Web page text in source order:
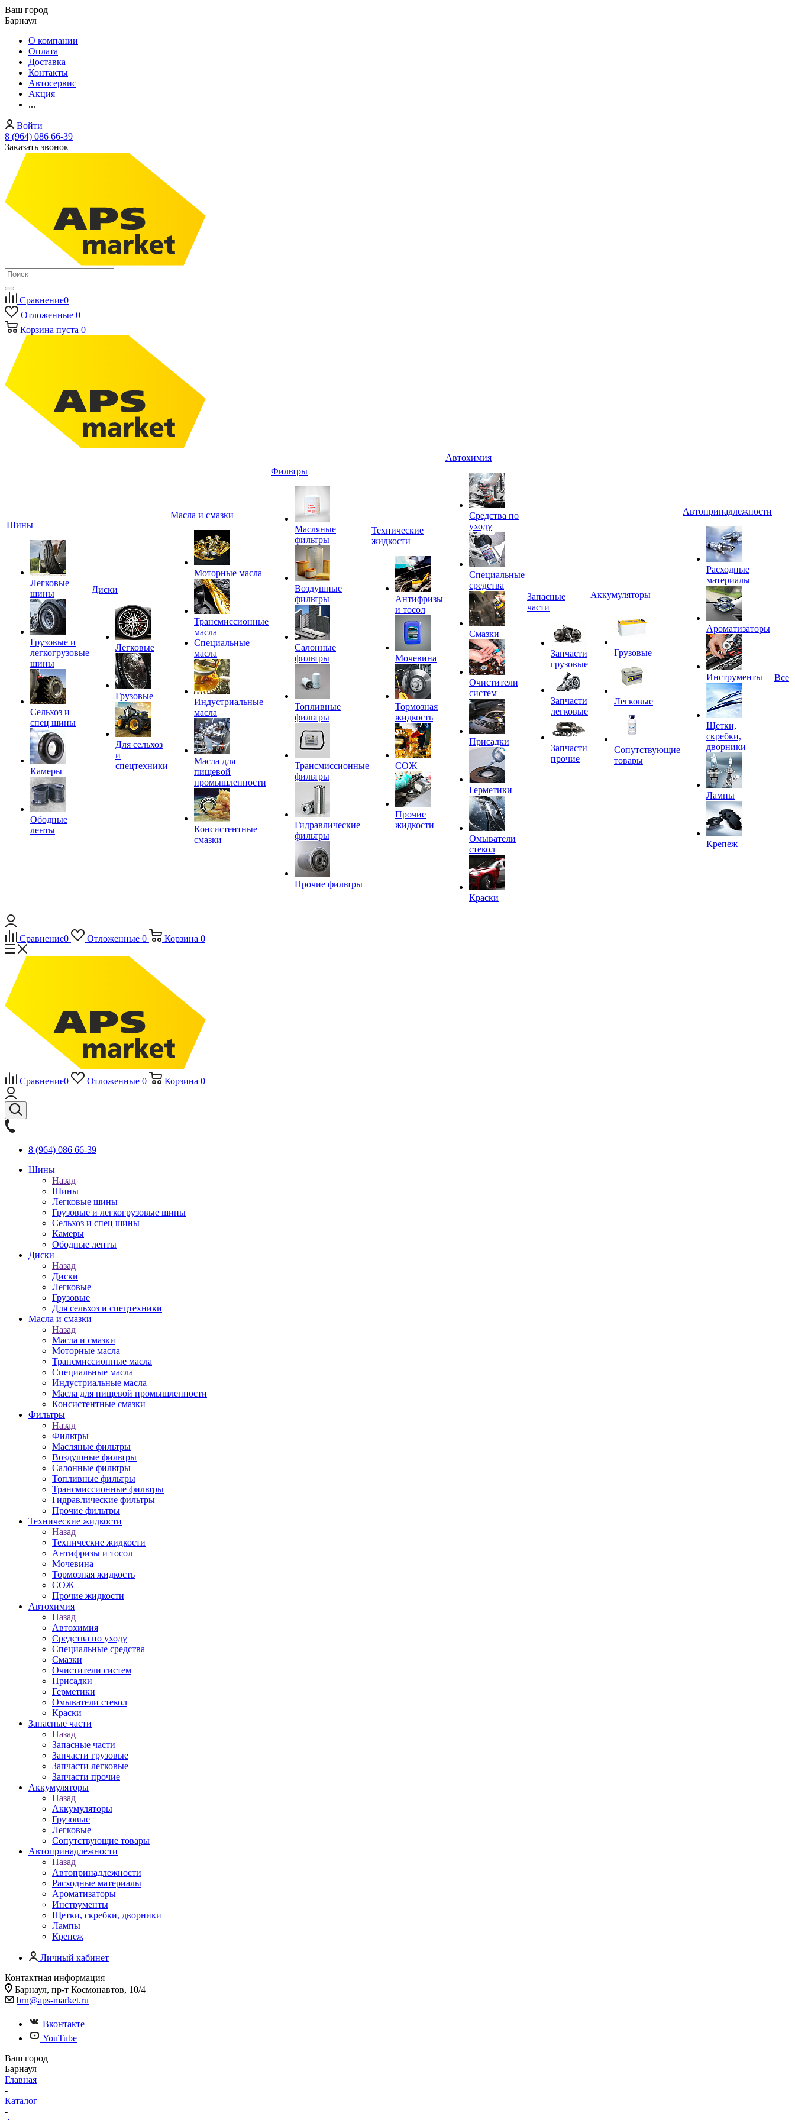
Ваш город
Барнаул
О компании
Оплата
Доставка
Контакты
Автосервис
Акция
...
Войти
8 (964) 086 66-39
Заказать звонок
Сравнение0
Отложенные 0
Корзина пуста 0
Шины
Легковые
шины
Грузовые и
легкогрузовые
шины
Сельхоз и
спец шины
Камеры
Ободные
ленты
Диски
Легковые
Грузовые
Для сельхоз
и
спецтехники
Масла и смазки
Моторные масла
Трансмиссионные
масла
Специальные
масла
Индустриальные
масла
Масла для
пищевой
промышленности
Консистентные
смазки
Фильтры
Масляные
фильтры
Воздушные
фильтры
Салонные
фильтры
Топливные
фильтры
Трансмиссионные
фильтры
Гидравлические
фильтры
Прочие фильтры
Технические
жидкости
Антифризы
и тосол
Мочевина
Тормозная
жидкость
СОЖ
Прочие
жидкости
Автохимия
Средства по
уходу
Специальные
средства
Смазки
Очистители
систем
Присадки
Герметики
Омыватели
стекол
Краски
Запасные
части
Запчасти
грузовые
Запчасти
легковые
Запчасти
прочие
Аккумуляторы
Грузовые
Легковые
Сопутствующие
товары
Автопринадлежности
Расходные
материалы
Ароматизаторы
Инструменты
Щетки,
скребки,
дворники
Лампы
Крепеж
Все
Сравнение0 Отложенные 0 Корзина 0
Сравнение0 Отложенные 0 Корзина 0
8 (964) 086 66-39
Шины
Назад
Шины
Легковые шины
Грузовые и легкогрузовые шины
Сельхоз и спец шины
Камеры
Ободные ленты
Диски
Назад
Диски
Легковые
Грузовые
Для сельхоз и спецтехники
Масла и смазки
Назад
Масла и смазки
Моторные масла
Трансмиссионные масла
Специальные масла
Индустриальные масла
Масла для пищевой промышленности
Консистентные смазки
Фильтры
Назад
Фильтры
Масляные фильтры
Воздушные фильтры
Салонные фильтры
Топливные фильтры
Трансмиссионные фильтры
Гидравлические фильтры
Прочие фильтры
Технические жидкости
Назад
Технические жидкости
Антифризы и тосол
Мочевина
Тормозная жидкость
СОЖ
Прочие жидкости
Автохимия
Назад
Автохимия
Средства по уходу
Специальные средства
Смазки
Очистители систем
Присадки
Герметики
Омыватели стекол
Краски
Запасные части
Назад
Запасные части
Запчасти грузовые
Запчасти легковые
Запчасти прочие
Аккумуляторы
Назад
Аккумуляторы
Грузовые
Легковые
Сопутствующие товары
Автопринадлежности
Назад
Автопринадлежности
Расходные материалы
Ароматизаторы
Инструменты
Щетки, скребки, дворники
Лампы
Крепеж
Личный кабинет
Контактная информация
Барнаул, пр-т Космонавтов, 10/4
brn@aps-market.ru
Вконтакте
YouTube
Ваш город
Барнаул
Главная
-
Каталог
-